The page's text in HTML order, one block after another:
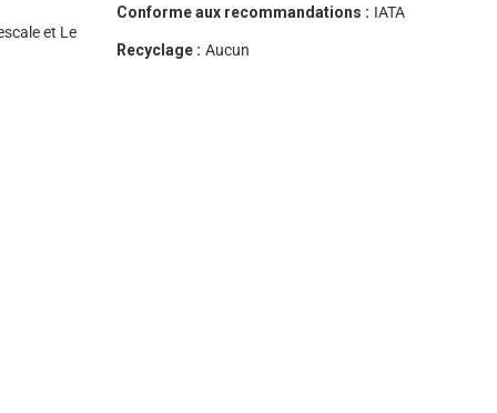
et Le
Conforme aux recommandations : IATA
Recyclage : Aucun